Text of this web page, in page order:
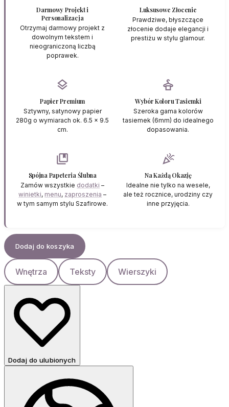
Darmowy Projekt i
Personalizacja
Otrzymaj darmowy projekt z
dowolnym tekstem i
nieograniczoną liczbą
poprawek.
Luksusowe Złocenie
Prawdziwe, błyszczące
złocenie dodaje elegancji i
prestiżu w stylu glamour.
layers
Papier Premium
Sztywny, satynowy papier
280g o wymiarach ok. 6.5 x 9.5
cm.
styler
Wybór Koloru Tasiemki
Szeroka gama kolorów
tasiemek (6mm) do idealnego
dopasowania.
collections_bookmark
Spójna Papeteria Ślubna
Zamów wszystkie dodatki –
winietki, menu, zaproszenia –
w tym samym stylu Szafirowe.
celebration
Na Każdą Okazję
Idealne nie tylko na wesele,
ale też rocznice, urodziny czy
inne przyjęcia.
Dodaj do koszyka
Wnętrza Teksty Wierszyki
Dodaj do ulubionych